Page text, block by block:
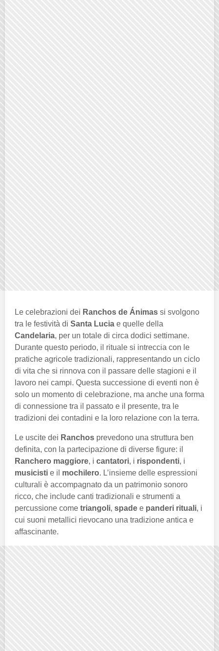
Le celebrazioni dei Ranchos de Ánimas si svolgono
tra le festività di Santa Lucia e quelle della
Candelaria, per un totale di circa dodici settimane.
Durante questo periodo, il rituale si intreccia con le
pratiche agricole tradizionali, rappresentando un ciclo
di vita che si rinnova con il passare delle stagioni e il
lavoro nei campi. Questa successione di eventi non è
solo un momento di celebrazione, ma anche una forma
di connessione tra il passato e il presente, tra le
tradizioni dei contadini e la loro relazione con la terra.
Le uscite dei Ranchos prevedono una struttura ben
definita, con la partecipazione di diverse figure: il
Ranchero maggiore, i cantatori, i rispondenti, i
musicisti e il mochilero. L’insieme delle espressioni
culturali è accompagnato da un patrimonio sonoro
ricco, che include canti tradizionali e strumenti a
percussione come triangoli, spade e panderi rituali, i
cui suoni metallici rievocano una tradizione antica e
affascinante.